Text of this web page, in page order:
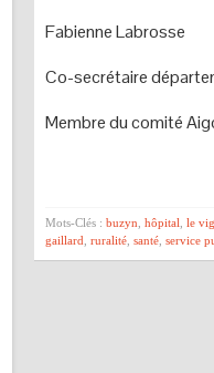
Fabienne Labrosse
Co-secrétaire
Membre du comité
Mots-Clés : buzyn, hôpital, le
gaillard, ruralité, santé, service